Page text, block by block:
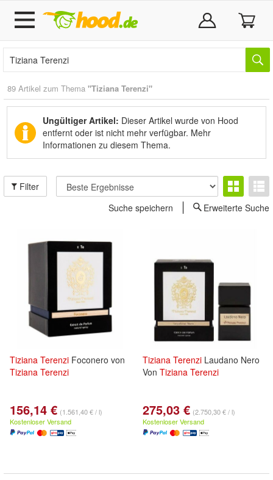
89 Artikel zum Thema "Tiziana Terenzi"
Ungültiger Artikel: Dieser Artikel wurde von Hood
entfernt oder ist nicht mehr verfügbar. Mehr
Informationen zu diesem Thema.
Filter
Suche speichern
Erweiterte Suche
Tiziana Terenzi Foconero von
Tiziana Terenzi
156,14 € (1.561,40 € / l)
Kostenloser Versand
Tiziana Terenzi Laudano Nero
Von Tiziana Terenzi
275,03 € (2.750,30 € / l)
Kostenloser Versand